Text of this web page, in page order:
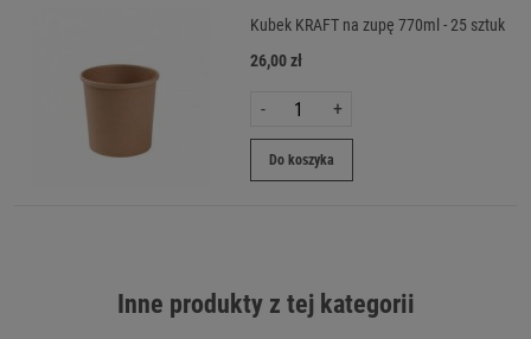
Kubek KRAFT na zupę 770ml - 25 sztuk
26,00 zł
- +
Do koszyka
Inne produkty z tej kategorii